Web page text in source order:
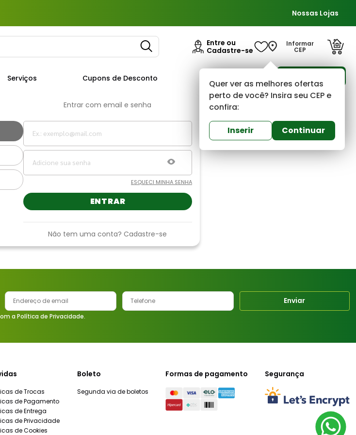
Nossas Lojas
Entre ou
Cadastre-se
Informar
CEP
Quer ver as melhores ofertas
perto de você? Insira seu CEP e
confira:
Inserir Continuar
Serviços Cupons de Desconto
Entrar com email e senha
ESQUECI MINHA SENHA
ENTRAR
Não tem uma conta? Cadastre-se
Enviar
a Política de Privacidade.
de Trocas
de Pagamento
de Entrega
de Privacidade
de Cookies
Boleto
Segunda via de boletos
Formas de pagamento Segurança